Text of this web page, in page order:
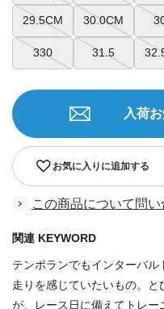
29.5CM 30.0CM
330 31.5
お気に入りに追加する
入荷
この商品について問い
関連 KEYWORD
テンポランでもインターバ
走りを感じていたいもの。
が、レース日に備えてトレー